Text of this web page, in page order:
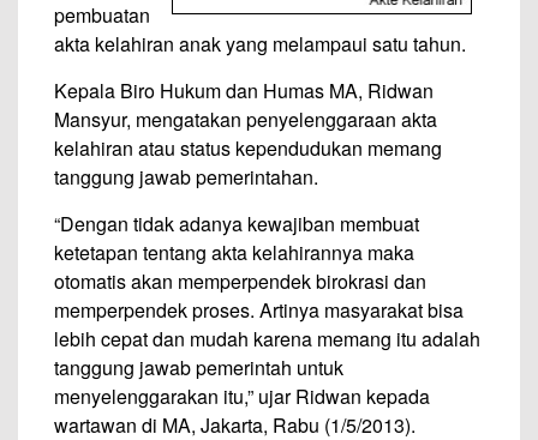
pembuatan
akta kelahiran anak yang melampaui satu tahun.
Kepala Biro Hukum dan Humas MA, Ridwan
Mansyur, mengatakan penyelenggaraan akta
kelahiran atau status kependudukan memang
tanggung jawab pemerintahan.
“Dengan tidak adanya kewajiban membuat
ketetapan tentang akta kelahirannya maka
otomatis akan memperpendek birokrasi dan
memperpendek proses. Artinya masyarakat bisa
lebih cepat dan mudah karena memang itu adalah
tanggung jawab pemerintah untuk
menyelenggarakan itu,” ujar Ridwan kepada
wartawan di MA, Jakarta, Rabu (1/5/2013).